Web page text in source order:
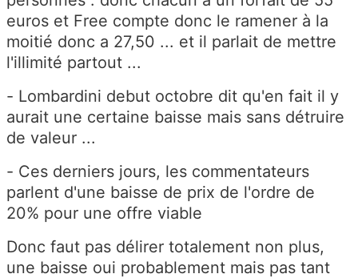
euros et Free compte donc le ramener à la
moitié donc a 27,50 ... et il parlait de mettre
l'illimité partout ...
- Lombardini debut octobre dit qu'en fait il y
aurait une certaine baisse mais sans détruire
de valeur ...
- Ces derniers jours, les commentateurs
parlent d'une baisse de prix de l'ordre de
20% pour une offre viable
Donc faut pas délirer totalement non plus,
une baisse oui probablement mais pas tant